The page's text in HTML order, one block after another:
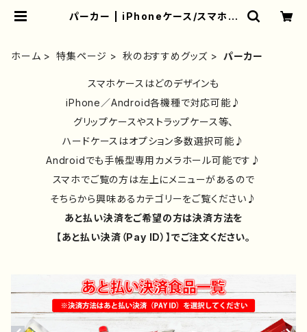
パーカー | iPhoneケース/スマホケ
屋アリうさ
ホーム 特集ページ 秋のおすすめグッズ パーカー
スマホケースはどのデザインも
iPhone／Android各機種で対応可能♪
グリップケースやストラップケース等、
ハードケースはオプション多数選択可能♪
Androidでも手帳型専用カメラホール可能です♪
スマホでご覧の方は左上にメニューがあるので
そちらから興味あるカテゴリーをご覧ください♪
あと払い決済をご希望の方は決済方法を
【あと払い決済（Pay ID）】でご注文ください。